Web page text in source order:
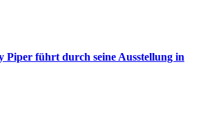
Piper führt durch seine Ausstellung in